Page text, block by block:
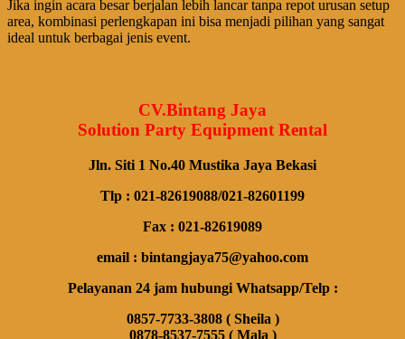
Jika ingin acara besar berjalan lebih lancar tanpa repot urusan setup
area, kombinasi perlengkapan ini bisa menjadi pilihan yang sangat
ideal untuk berbagai jenis event.
CV.Bintang Jaya
Solution Party Equipment Rental
Jln. Siti 1 No.40 Mustika Jaya Bekasi
Tlp : 021-82619088/021-82601199
Fax : 021-82619089
email : bintangjaya75@yahoo.com
Pelayanan 24 jam hubungi Whatsapp/Telp :
0857-7733-3808 ( Sheila )
0878-8537-7555 ( Mala )